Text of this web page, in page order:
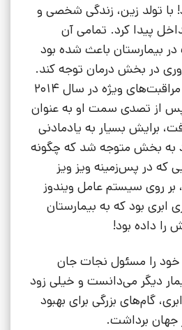
با تولد زین، زندگی شخصی و
پیدا کرد. تمامی آن
بیمارستان باعث شده بود
در بخش درمان توجه کند.
یک مراجعه به بخش مراقبت‌های ویژه در سال 2014
از تصدی سمت او به عنوان
برایش بسیار به یادمادنی
به بخش متوجه شد که چگونه
که در پس‌زمینه ویز ویز
بر روی سیستم عامل ویندوز
ابری بود که به بیمارستان
را داده بود!
را مسئول نجات جان
دیگر می‌دانست و خیلی زود
گام‌های بزرگی برای بهبود
جهان برداشت.